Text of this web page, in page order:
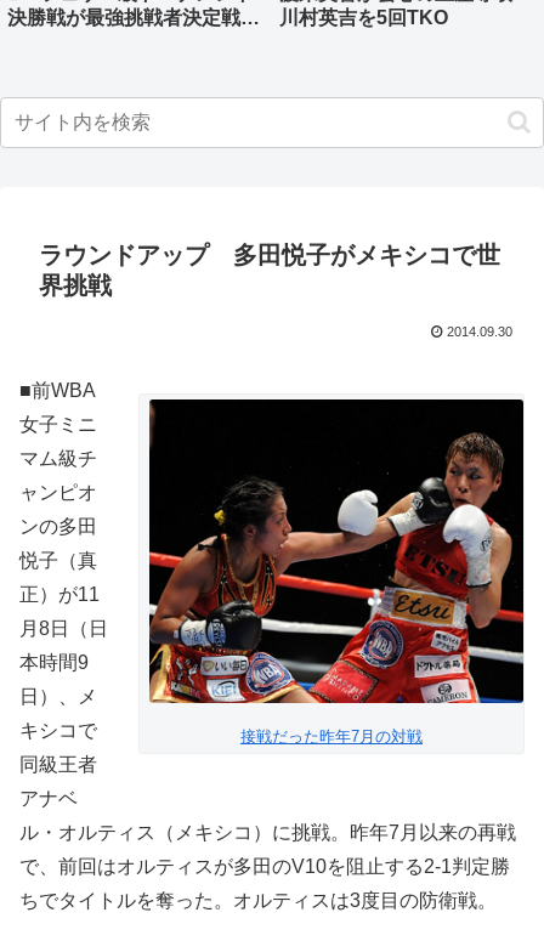
決勝戦が最強挑戦者決定戦兼
川村英吉を5回TKO
ラウンドアップ 多田悦子がメキシコで世
界挑戦
2014.09.30
接戦だった昨年7月の対戦
■前WBA
女子ミニ
マム級チ
ャンピオ
ンの多田
悦子（真
正）が11
月8日（日
本時間9
日）、メ
キシコで
同級王者
アナベ
ル・オルティス（メキシコ）に挑戦。昨年7月以来の再戦
で、前回はオルティスが多田のV10を阻止する2-1判定勝
ちでタイトルを奪った。オルティスは3度目の防衛戦。